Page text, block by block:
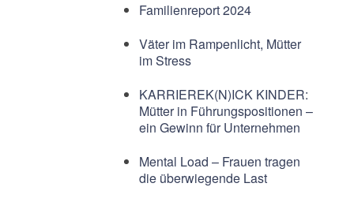
Familienreport 2024
Väter im Rampenlicht, Mütter
im Stress
KARRIEREK(N)ICK KINDER:
Mütter in Führungspositionen –
ein Gewinn für Unternehmen
Mental Load – Frauen tragen
die überwiegende Last